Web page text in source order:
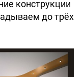
конструкции
до трёх